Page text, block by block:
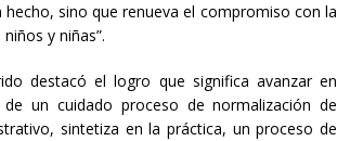
sino que renueva el compromiso con la
y niñas”.
destacó el logro que significa avanzar en
un cuidado proceso de normalización de
sintetiza en la práctica, un proceso de